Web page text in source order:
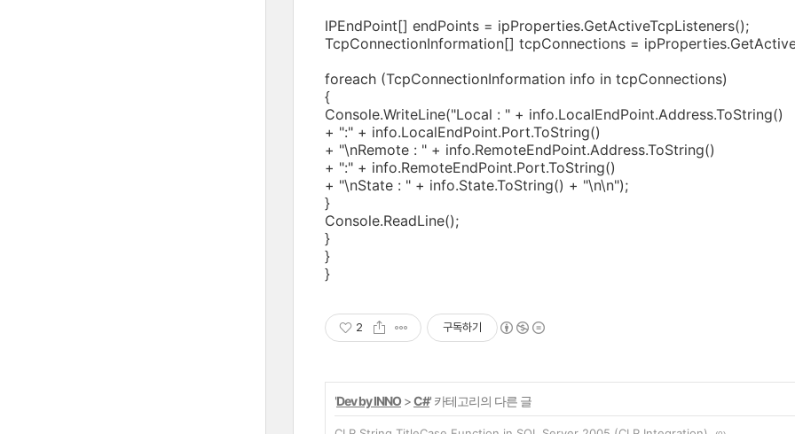
IPEndPoint[] endPoints = ipProperties.GetActiveTcpListeners();
TcpConnectionInformation[] tcpConnections =
foreach (TcpConnectionInformation info in tcpConnections)
{
Console.WriteLine("Local : " + info.LocalEndPoint.Address.ToString()
+ ":" + info.LocalEndPoint.Port.ToString()
+ "\nRemote : " + info.RemoteEndPoint.Address.ToString()
+ ":" + info.RemoteEndPoint.Port.ToString()
+ "\nState : " + info.State.ToString() + "\n\n");
}
Console.ReadLine();
}
}
}
2 구독하기
'Dev by INNO >C#' 카테고리의 다른 글